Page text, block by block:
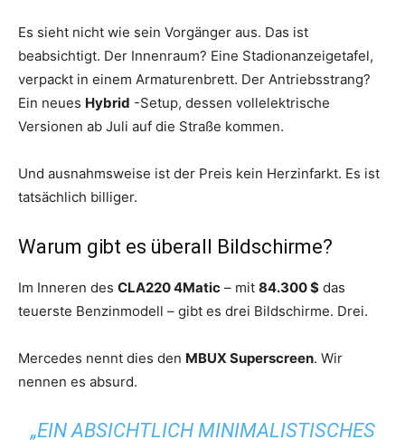
Es sieht nicht wie sein Vorgänger aus. Das ist
beabsichtigt. Der Innenraum? Eine Stadionanzeigetafel,
verpackt in einem Armaturenbrett. Der Antriebsstrang?
Ein neues Hybrid -Setup, dessen vollelektrische
Versionen ab Juli auf die Straße kommen.
Und ausnahmsweise ist der Preis kein Herzinfarkt. Es ist
tatsächlich billiger.
Warum gibt es überall Bildschirme?
Im Inneren des CLA220 4Matic – mit 84.300 $ das
teuerste Benzinmodell – gibt es drei Bildschirme. Drei.
Mercedes nennt dies den MBUX Superscreen. Wir
nennen es absurd.
„EIN ABSICHTLICH MINIMALISTISCHES